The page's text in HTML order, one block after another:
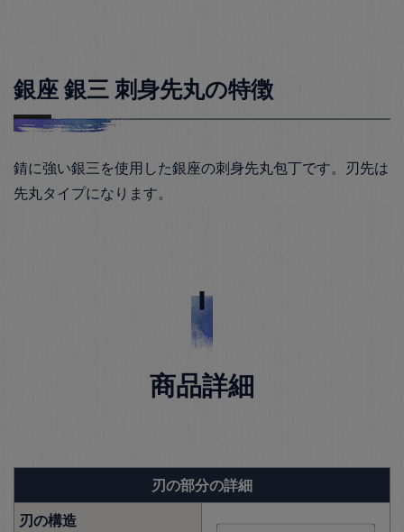
銀座 銀三 刺身先丸の特徴
錆に強い銀三を使用した銀座の刺身先丸包丁です。刃先は
先丸タイプになります。
商品詳細
刃の部分の詳細
刃の構造